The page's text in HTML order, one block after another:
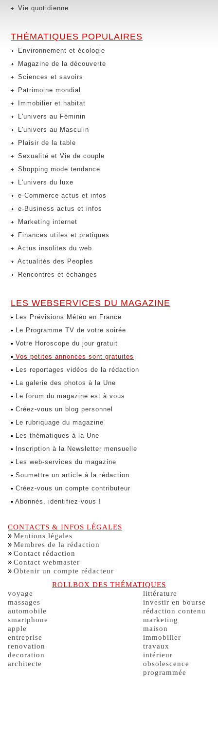
Vie quotidienne
THÉMATIQUES POPULAIRES
Environnement et écologie
Magazine de la découverte
Sciences et savoirs
Patrimoine mondial
Immobilier et habitat
L'univers au Féminin
L'univers au Masculin
Plaisir de la table
Sexualité et Vie de couple
Shopping mode tendance
L'univers du luxe
e-Commerce actus et infos
e-Business actus et infos
Marketing internet
Finances utiles et pratiques
Actus insolites du web
Actualités des Peoples
Rencontres et échanges
LES WEBSERVICES DU MAGAZINE
Les Prévisions Météo en France
Le Programme TV de votre soirée
Votre Horoscope du jour gratuit
Vos petites annonces sont gratuites
Les reportages vidéos de la rédaction
La galerie des photos à la Une
Le forum du magazine est à vous
Créez-vous un blog personnel
Le rubriquage du magazine
Les thématiques à la Une
Inscription à la Newsletter mensuelle
Les web-services du magazine
Soumettre un article à la rédaction
Créez-vous un compte contributeur
Abonnés, identifiez-vous !
CONTACTS & INFOS LÉGALES
» Mentions légales
» Membres de la rédaction
» Contact rédaction
» Contact webmaster
» Obtenir un compte rédacteur
ROLLBOX DES THÉMATIQUES
voyage
massages
automobile
smartphone
apple
entreprise
renovation
decoration
architecte
littérature
investir en bourse
rédaction contenu
marketing
maison
immobilier
travaux
intérieur
obsolescence
programmée